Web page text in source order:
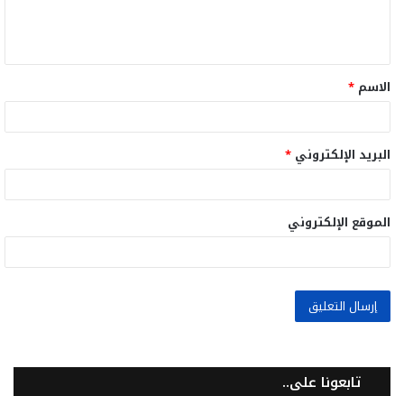
ق
*
الاسم *
البريد الإلكتروني *
الموقع الإلكتروني
تابعونا على..